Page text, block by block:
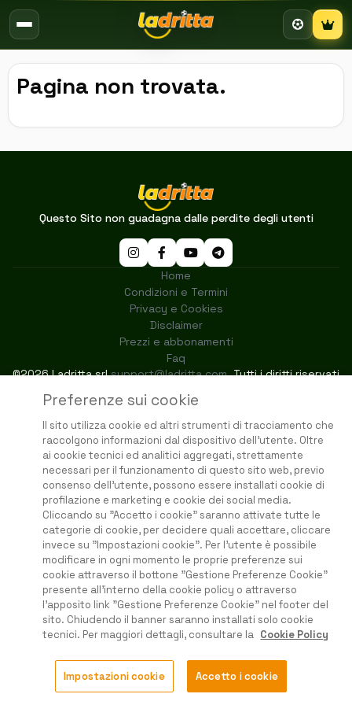
Preferenze sui cookie
Il sito utilizza cookie ed altri strumenti di tracciamento che
raccolgono informazioni dal dispositivo dell'utente. Oltre
ai cookie tecnici ed analitici aggregati, strettamente
necessari per il funzionamento di questo sito web, previo
consenso dell'utente, possono essere installati cookie di
profilazione e marketing e cookie dei social media.
Cliccando su "Accetto i cookie" saranno attivate tutte le
categorie di cookie, per decidere quali accettare, cliccare
invece su "Impostazioni cookie". Per l'utente è possibile
modificare in ogni momento le proprie preferenze sui
cookie attraverso il bottone "Gestione Preferenze Cookie"
presente all'interno della cookie policy o attraverso
l'apposito link "Gestione Preferenze Cookie" nel footer del
sito. Chiudendo il banner saranno installati solo cookie
tecnici. Per maggiori dettagli, consultare la Cookie Policy
Impostazioni cookie Accetto i cookie
Pagina non trovata.
Questo Sito non guadagna dalle perdite degli utenti
Home
Condizioni e Termini
Privacy e Cookies
Disclaimer
Prezzi e abbonamenti
Faq
©2026 Ladritta srlsupport@ladritta.com. Tutti i diritti riservati